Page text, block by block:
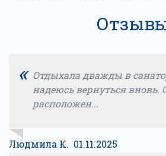
« Отдыхала дважды в
надеюсь вернуться вновь.
расположен...
Людмила К. 01.11.2025